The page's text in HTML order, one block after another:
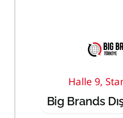
Halle 9,
Big Brands